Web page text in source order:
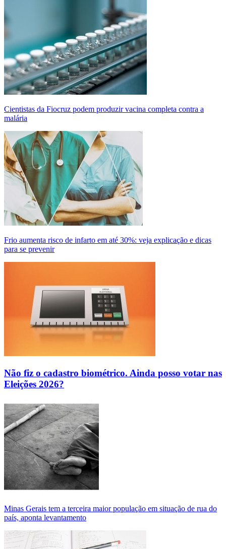
Cientistas da Fiocruz podem produzir vacina completa contra a
malária
Frio aumenta risco de infarto em até 30%: veja explicação e dicas
para se prevenir
Não fiz o cadastro biométrico. Ainda posso votar nas
Eleições 2026?
Minas Gerais tem a terceira maior população em situação de rua do
país, aponta levantamento